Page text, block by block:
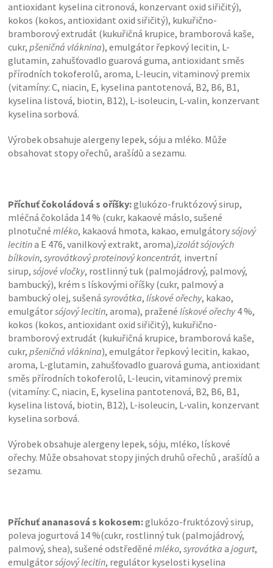
antioxidant kyselina citronová, konzervant oxid siřičitý),
kokos (kokos, antioxidant oxid siřičitý), kukuřično-
bramborový extrudát (kukuřičná krupice, bramborová kaše,
cukr,pšeničná vláknina), emulgátor řepkový lecitin, L-
glutamin, zahušťovadlo guarová guma, antioxidant směs
přírodních tokoferolů, aroma, L-leucin, vitaminový premix
(vitamíny: C, niacin, E, kyselina pantotenová, B2, B6, B1,
kyselina listová, biotin, B12), L-isoleucin, L-valin, konzervant
kyselina sorbová.
Výrobek obsahuje alergeny lepek, sóju a mléko. Může
obsahovat stopy ořechů, arašídů a sezamu.
Příchuť čokoládová s oříšky:glukózo-fruktózový sirup,
mléčná čokoláda 14 % (cukr, kakaové máslo, sušené
plnotučnémléko, kakaová hmota, kakao, emulgátorysójový
lecitina E 476, vanilkový extrakt, aroma),izolát sójových
bílkovin,syrovátkový proteinový koncentrát, invertní
sirup,sójové vločky, rostlinný tuk (palmojádrový, palmový,
bambucký), krém s lískovými oříšky (cukr, palmový a
bambucký olej, sušenásyrovátka,lískové ořechy, kakao,
emulgátorsójový lecitin, aroma), praženélískové ořechy4 %,
kokos (kokos, antioxidant oxid siřičitý), kukuřično-
bramborový extrudát (kukuřičná krupice, bramborová kaše,
cukr,pšeničná vláknina), emulgátor řepkový lecitin, kakao,
aroma, L-glutamin, zahušťovadlo guarová guma, antioxidant
směs přírodních tokoferolů, L-leucin, vitaminový premix
(vitamíny: C, niacin, E, kyselina pantotenová, B2, B6, B1,
kyselina listová, biotin, B12), L-isoleucin, L-valin, konzervant
kyselina sorbová.
Výrobek obsahuje alergeny lepek, sóju, mléko, lískové
ořechy. Může obsahovat stopy jiných druhů ořechů , arašídů a
sezamu.
Příchuť ananasová s kokosem:glukózo-fruktózový sirup,
poleva jogurtová 14 %(cukr, rostlinný tuk (palmojádrový,
palmový, shea), sušené odstředěnémléko,syrovátka ajogurt,
emulgátorsójový lecitin, regulátor kyselosti kyselina